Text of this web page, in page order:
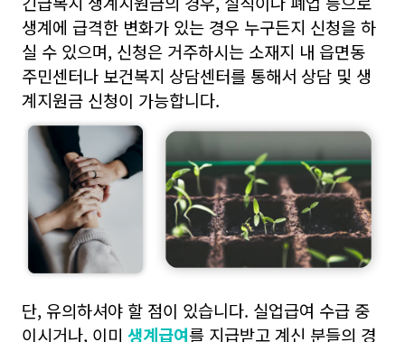
생계에 급격한 변화가 있는 경우 누구든지 신청을 하
실 수 있으며, 신청은 거주하시는 소재지 내 읍면동
주민센터나 보건복지 상담센터를 통해서 상담 및 생
계지원금 신청이 가능합니다.
단, 유의하셔야 할 점이 있습니다. 실업급여 수급 중
이시거나, 이미 생계급여를 지급받고 계신 분들의 경